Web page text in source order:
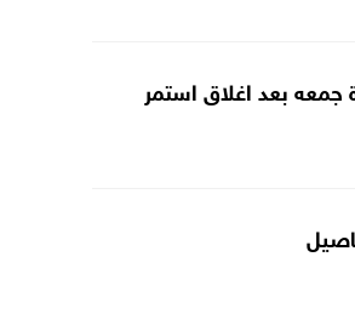
جمعه بعد اغلاق استمر